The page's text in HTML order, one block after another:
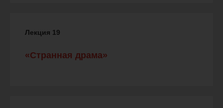
Лекция 19
«Странная драма»